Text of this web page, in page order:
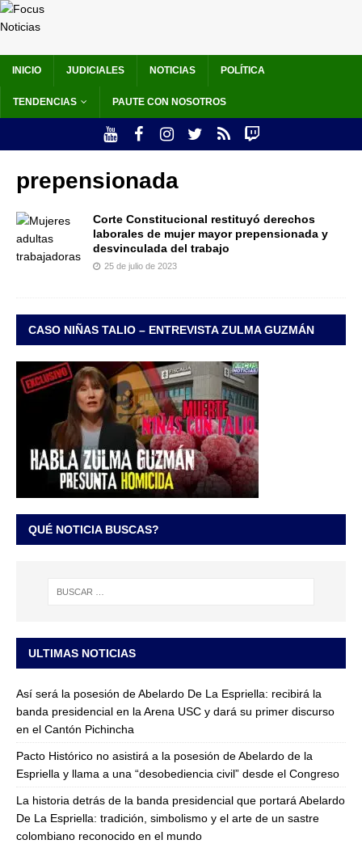
INICIO JUDICIALES NOTICIAS POLÍTICA
TENDENCIAS PAUTE CON NOSOTROS
prepensionada
Corte Constitucional restituyó derechos
laborales de mujer mayor prepensionada y
desvinculada del trabajo
25 de julio de 2023
CASO NIÑAS TALIO – ENTREVISTA ZULMA GUZMÁN
QUÉ NOTICIA BUSCAS?
ULTIMAS NOTICIAS
Así será la posesión de Abelardo De La Espriella: recibirá la
banda presidencial en la Arena USC y dará su primer discurso
en el Cantón Pichincha
Pacto Histórico no asistirá a la posesión de Abelardo de la
Espriella y llama a una “desobediencia civil” desde el Congreso
La historia detrás de la banda presidencial que portará Abelardo
De La Espriella: tradición, simbolismo y el arte de un sastre
colombiano reconocido en el mundo